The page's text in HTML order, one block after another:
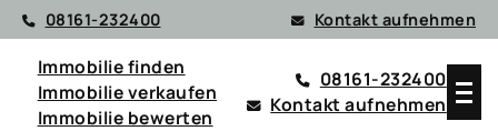
08161-232400 Kontakt aufnehmen
Immobilie finden
Immobilie verkaufen
Immobilie bewerten
08161-232400
Kontakt aufnehmen